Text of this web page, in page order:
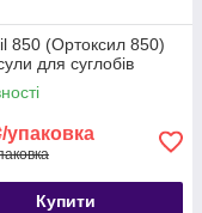
850 (Ортоксил 850)
для суглобів
упаковка
Купити